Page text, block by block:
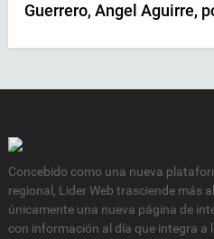
Guerrero, Angel Aguirre,
Concebido como una nueva
regional, Lider Web trasciende más
únicamente una nueva página de
con información al día que integra a